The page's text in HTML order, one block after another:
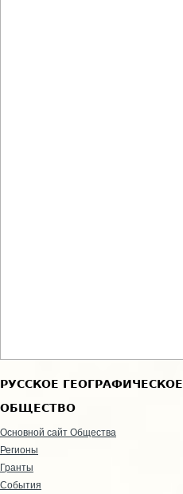
РУССКОЕ ГЕОГРАФИЧЕСКОЕ
ОБЩЕСТВО
Основной сайт Общества
Регионы
Гранты
События